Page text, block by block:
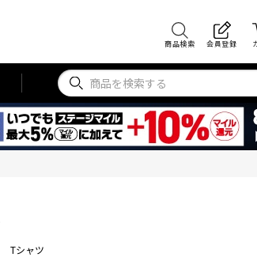
商品検索 会員登録
Tシャツ